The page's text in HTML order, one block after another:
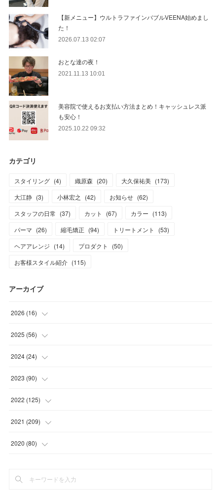
【新メニュー】ウルトラファインバブルVEENA始めまし
た！
2026.07.13 02:07
おとな達の夜！
2021.11.13 10:01
美容院で使えるお支払い方法まとめ！キャッシュレス派
も安心！
2025.10.22 09:32
カテゴリ
スタイリング (4) 織原森 (20) 大久保祐美 (173)
大江静 (3) 小林宏之 (42) お知らせ (62)
スタッフの日常 (37) カット (67) カラー (113)
パーマ (26) 縮毛矯正 (94) トリートメント (53)
ヘアアレンジ (14) プロダクト (50)
お客様スタイル紹介 (115)
アーカイブ
2026 (16)
(1
(1
(7
(7)
2025 (56)
(5
(11 )
(17
(15
2024 (24)
(1
(1)
(2)
(9
2023 (90)
(12
(17
(16 )
(1)
2022 (125)
(8)
(11 )
(
2021 (209)
(9
(
2020 (80)
(